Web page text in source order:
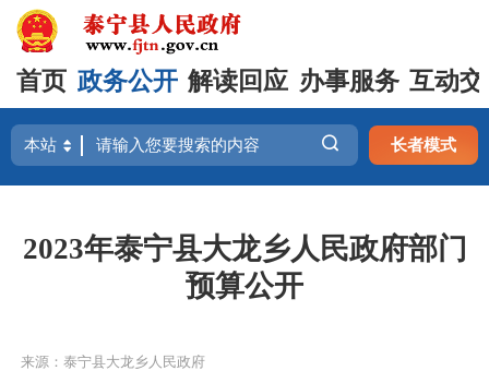
首页 政务公开 解读回应 办事服务 互动
长者模式
2023年泰宁县大龙乡人民政府部门
预算公开
来源：泰宁县大龙乡人民政府